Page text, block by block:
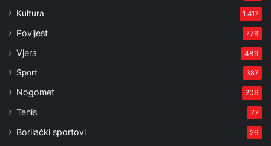
Kultura 1.417
Povijest 778
Vjera 489
Sport 387
Nogomet 206
Tenis 77
Borilački sportovi 26